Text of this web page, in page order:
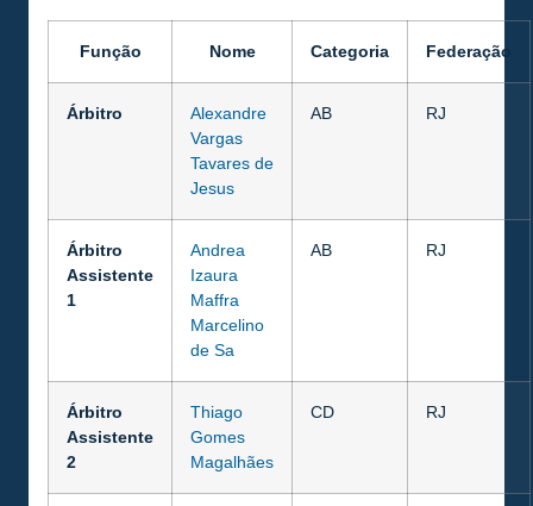
Função Nome Categoria Federação
Árbitro
Alexandre
Vargas
Tavares de
Jesus
AB RJ
Árbitro
Assistente
1
Andrea
Izaura
Maffra
Marcelino
de Sa
AB RJ
Árbitro
Assistente
2
Thiago
Gomes
Magalhães
CD RJ